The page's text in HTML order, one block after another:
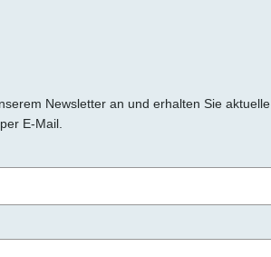
Newsletter an und erhalten Sie aktuelle
E-Mail.